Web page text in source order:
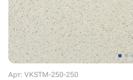
Арт: VKSTM-250-250